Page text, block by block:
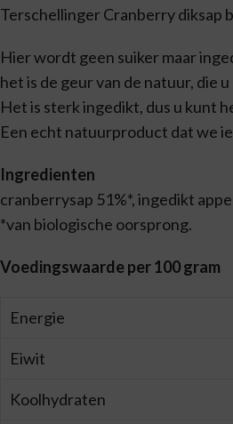
Terschellinger Cranberry diksap
Hier wordt geen suiker maar
het is de geur van de natuur, die
Het is sterk ingedikt, dus u kunt
Een echt natuurproduct dat we
Ingredienten
cranberrysap 51%*, ingedikt
*van biologische oorsprong.
Voedingswaarde per 100 gram
Energie
Eiwit
Koolhydraten